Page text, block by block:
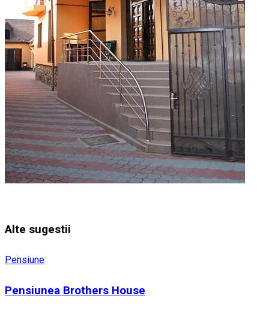
Alte sugestii
Pensiune
Pensiunea Brothers House